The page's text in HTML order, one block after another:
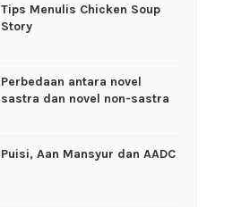
Tips Menulis Chicken Soup
Story
Perbedaan antara novel
sastra dan novel non-sastra
Puisi, Aan Mansyur dan AADC